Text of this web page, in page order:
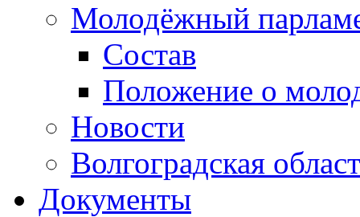
Молодёжный
Состав
Положение о
Новости
Волгоградская
Документы